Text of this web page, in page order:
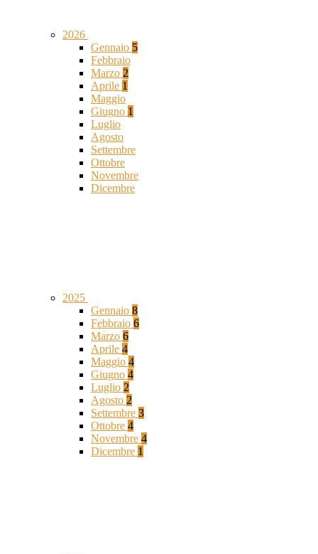
2026
Gennaio 5
Febbraio
Marzo 2
Aprile 1
Maggio
Giugno 1
Luglio
Agosto
Settembre
Ottobre
Novembre
Dicembre
2025
Gennaio 8
Febbraio 6
Marzo 6
Aprile 4
Maggio 4
Giugno 4
Luglio 2
Agosto 2
Settembre 3
Ottobre 4
Novembre 4
Dicembre 1